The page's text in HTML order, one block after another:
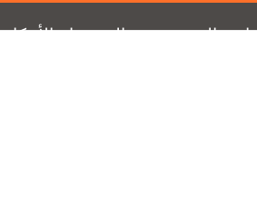
الخصوصية الشروط والأحكام